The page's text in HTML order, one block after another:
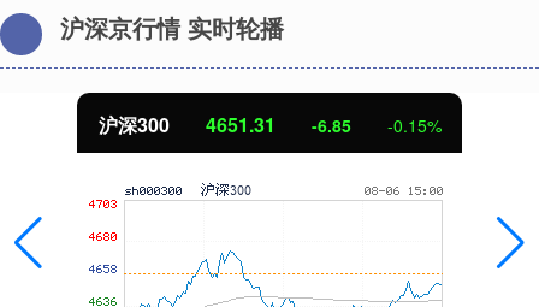
沪深京行情 实时轮播
沪深300 4651.31 -6.85 -0.15%